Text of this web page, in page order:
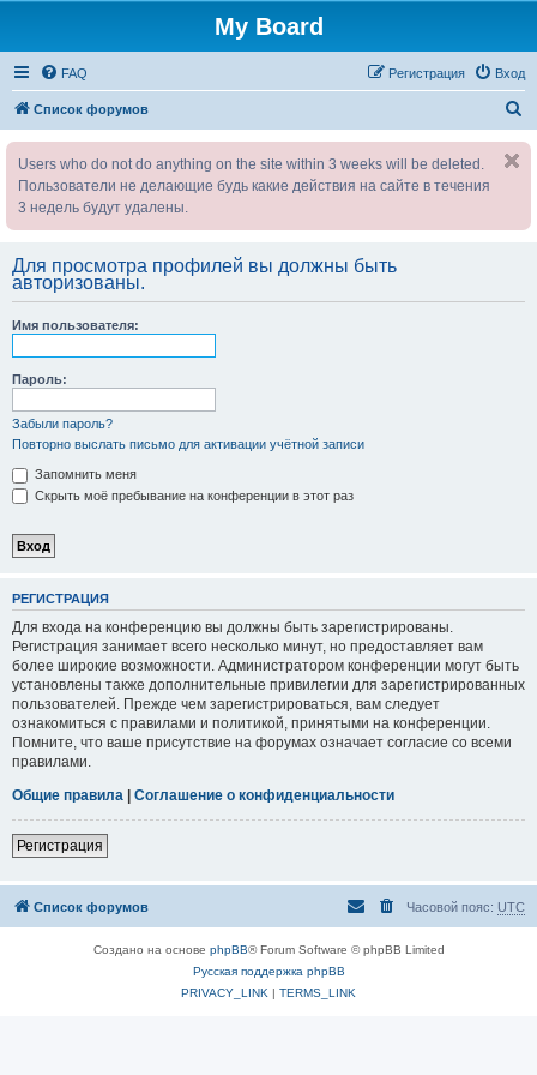
My Board
FAQ Вход
Регистрация
Список форумов
Users who do not do anything on the site within 3 weeks will be deleted.
Пользователи не делающие будь какие действия на сайте в течения
3 недель будут удалены.
Для просмотра профилей вы должны быть
авторизованы.
Имя пользователя:
Пароль:
Забыли пароль?
Повторно выслать письмо для активации учётной записи
Запомнить меня
Скрыть моё пребывание на конференции в этот раз
РЕГИСТРАЦИЯ
Для входа на конференцию вы должны быть зарегистрированы.
Регистрация занимает всего несколько минут, но предоставляет вам
более широкие возможности. Администратором конференции могут быть
установлены также дополнительные привилегии для зарегистрированных
пользователей. Прежде чем зарегистрироваться, вам следует
ознакомиться с правилами и политикой, принятыми на конференции.
Помните, что ваше присутствие на форумах означает согласие со всеми
правилами.
Общие правила | Соглашение о конфиденциальности
Регистрация
Список форумов Часовой пояс: UTC
Создано на основе phpBB® Forum Software © phpBB Limited
Русская поддержка phpBB
PRIVACY_LINK | TERMS_LINK